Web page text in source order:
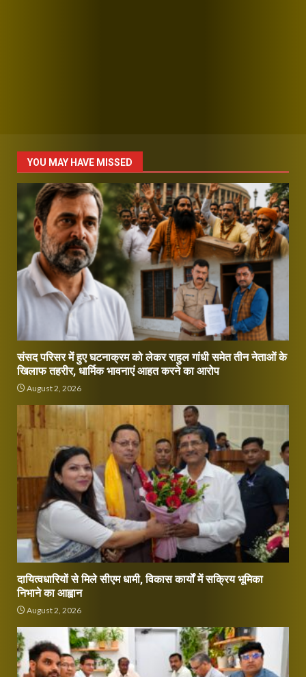
YOU MAY HAVE MISSED
संसद परिसर में हुए घटनाक्रम को लेकर राहुल गांधी समेत तीन नेताओं के
खिलाफ तहरीर, धार्मिक भावनाएं आहत करने का आरोप
August 2, 2026
दायित्वधारियों से मिले सीएम धामी, विकास कार्यों में सक्रिय भूमिका
निभाने का आह्वान
August 2, 2026